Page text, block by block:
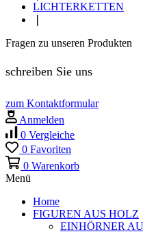
LICHTERKETTEN
Fragen zu unseren Produkten
schreiben Sie uns
zum Kontaktformular
Anmelden
0 Vergleiche
0 Favoriten
0 Warenkorb
Menü
Home
FIGUREN AUS HOLZ
EINHÖRNER